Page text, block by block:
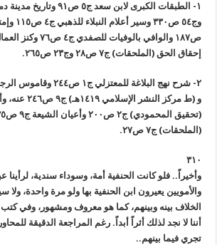
إحقاق الحق (الملحقات) ج٧ ص٢٨ وج٢٣ ص٢٦٥.
و (ط مركز
(الملحقات) ج٧ ص٢٧.
٣١٠
وأخيراً.. فلو كانت الحنفية أمة، وسوداء سندية، لرأينا
والأمويين يعيرون ابن الحنفية بها ولو مرة واحدة، ولا
الخلاف بينه وبينهم، كما هو معروف ومشهور، وفي
أننا لا نجد لذلك أثراً أبداً. رغم المراجعة الدقيقة
تجري فيما بينهم..